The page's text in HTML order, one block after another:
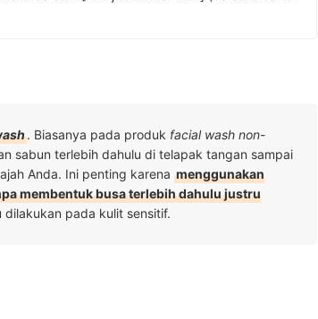
. Biasanya pada produk facial wash non-
sabun terlebih dahulu di telapak tangan sampai
Anda. Ini penting karena menggunakan
membentuk busa terlebih dahulu justru
dilakukan pada kulit sensitif.